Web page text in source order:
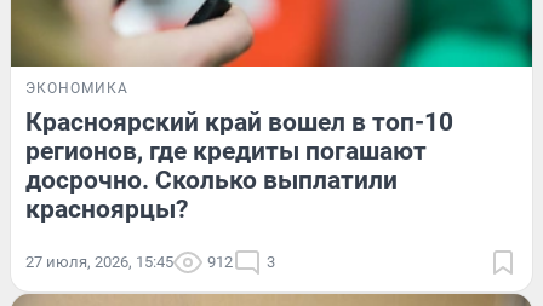
ЭКОНОМИКА
Красноярский край вошел в топ-10
регионов, где кредиты погашают
досрочно. Сколько выплатили
красноярцы?
27 июля, 2026, 15:45 912 3